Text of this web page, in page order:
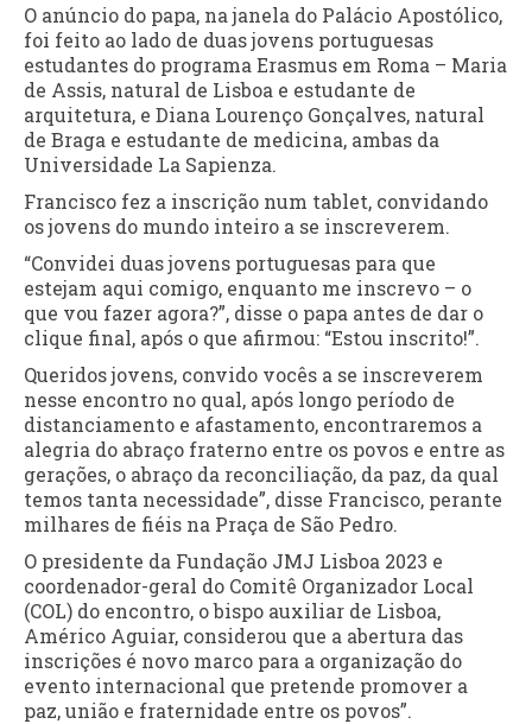
O anúncio do papa, na janela do Palácio Apostólico,
foi feito ao lado de duas jovens portuguesas
estudantes do programa Erasmus em Roma – Maria
de Assis, natural de Lisboa e estudante de
arquitetura, e Diana Lourenço Gonçalves, natural
de Braga e estudante de medicina, ambas da
Universidade La Sapienza.
Francisco fez a inscrição num tablet, convidando
os jovens do mundo inteiro a se inscreverem.
“Convidei duas jovens portuguesas para que
estejam aqui comigo, enquanto me inscrevo – o
que vou fazer agora?”, disse o papa antes de dar o
clique final, após o que afirmou: “Estou inscrito!”.
Queridos jovens, convido vocês a se inscreverem
nesse encontro no qual, após longo período de
distanciamento e afastamento, encontraremos a
alegria do abraço fraterno entre os povos e entre as
gerações, o abraço da reconciliação, da paz, da qual
temos tanta necessidade”, disse Francisco, perante
milhares de fiéis na Praça de São Pedro.
O presidente da Fundação JMJ Lisboa 2023 e
coordenador-geral do Comitê Organizador Local
(COL) do encontro, o bispo auxiliar de Lisboa,
Américo Aguiar, considerou que a abertura das
inscrições é novo marco para a organização do
evento internacional que pretende promover a
paz, união e fraternidade entre os povos”.